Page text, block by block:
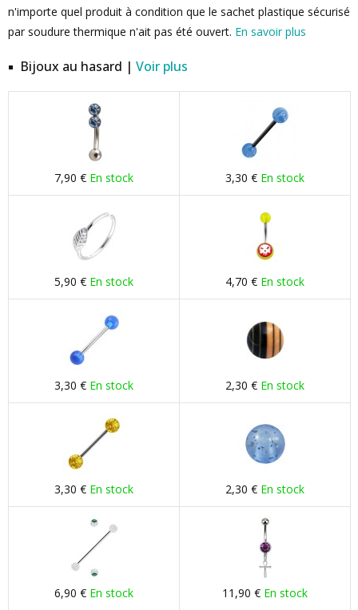
n'importe quel produit à condition que le sachet plastique sécurisé
par soudure thermique n'ait pas été ouvert. En savoir plus
Bijoux au hasard | Voir plus
7,90 € En stock 3,30 € En stock
5,90 € En stock 4,70 € En stock
3,30 € En stock 2,30 € En stock
3,30 € En stock 2,30 € En stock
6,90 € En stock 11,90 € En stock